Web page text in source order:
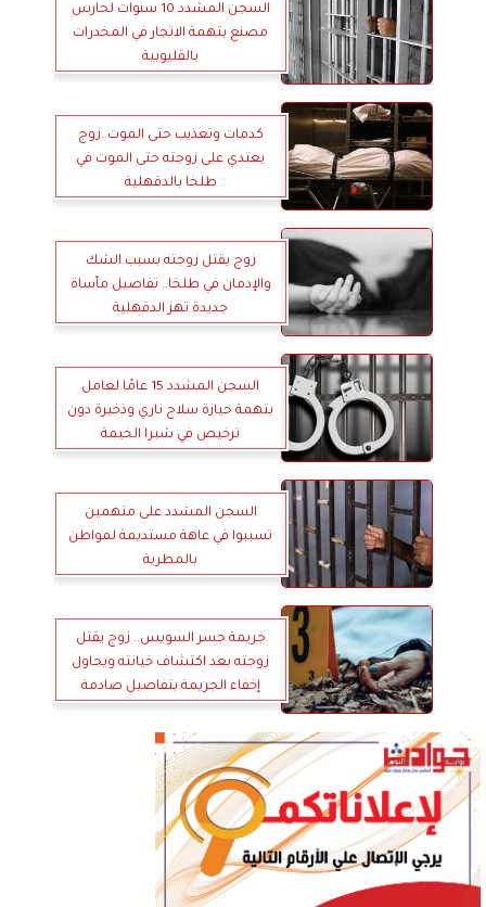
السجن المشدد 10 سنوات لحارس
مصنع بتهمة الاتجار في المخدرات
بالقليوبية
كدمات وتعذيب حتى الموت..زوج
يعتدي على زوجته حتى الموت في
طلخا بالدقهلية
زوج يقتل زوجته بسبب الشك
والإدمان في طلخا.. تفاصيل مأساة
جديدة تهز الدقهلية
السجن المشدد 15 عامًا لعامل
بتهمة حيازة سلاح ناري وذخيرة دون
ترخيص في شبرا الخيمة
السجن المشدد على متهمين
تسببوا في عاهة مستديمة لمواطن
بالمطرية
جريمة جسر السويس.. زوج يقتل
زوجته بعد اكتشاف خيانته ويحاول
إخفاء الجريمة بتفاصيل صادمة